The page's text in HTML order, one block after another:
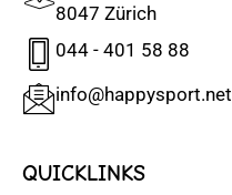
8047 Zürich
044 - 401 58 88
info@happysport.net
QUICKLINKS